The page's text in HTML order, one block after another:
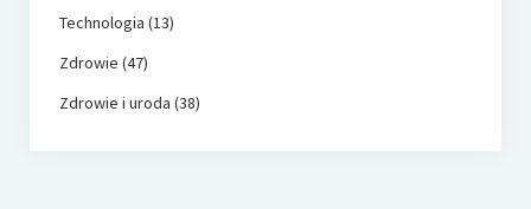
Technologia (13)
Zdrowie (47)
Zdrowie i uroda (38)